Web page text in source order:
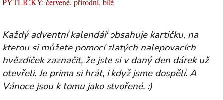
PYTLÍČKY: červené, přírodní, bílé
Každý adventní kalendář obsahuje kartičku, na
kterou si můžete pomocí zlatých nalepovacích
hvězdiček zaznačit, že jste si v daný den dárek už
otevřeli. Je prima si hrát, i když jsme dospělí. A
Vánoce jsou k tomu jako stvořené. :)